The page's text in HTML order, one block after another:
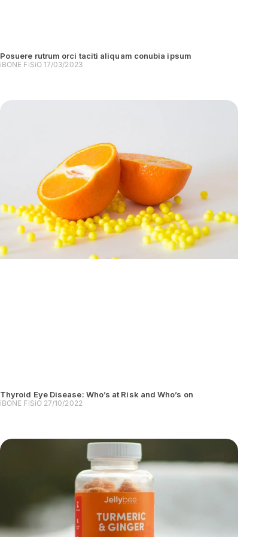
Posuere rutrum orci taciti aliquam conubia ipsum
iBONE FiSiO 17/03/2023
Thyroid Eye Disease: Who’s at Risk and Who’s on
iBONE FiSiO 27/10/2022